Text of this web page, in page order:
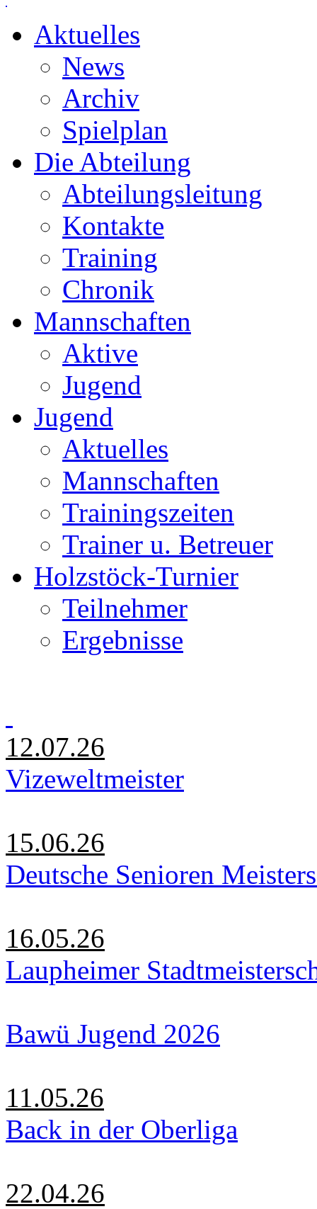
Aktuelles
News
Archiv
Spielplan
Die Abteilung
Abteilungsleitung
Kontakte
Training
Chronik
Mannschaften
Aktive
Jugend
Jugend
Aktuelles
Mannschaften
Trainingszeiten
Trainer u. Betreuer
Holzstöck-Turnier
Teilnehmer
Ergebnisse
12.07.26
Vizeweltmeister
15.06.26
Deutsche Senioren
16.05.26
Laupheimer
Bawü Jugend 2026
11.05.26
Back in der Oberliga
22.04.26